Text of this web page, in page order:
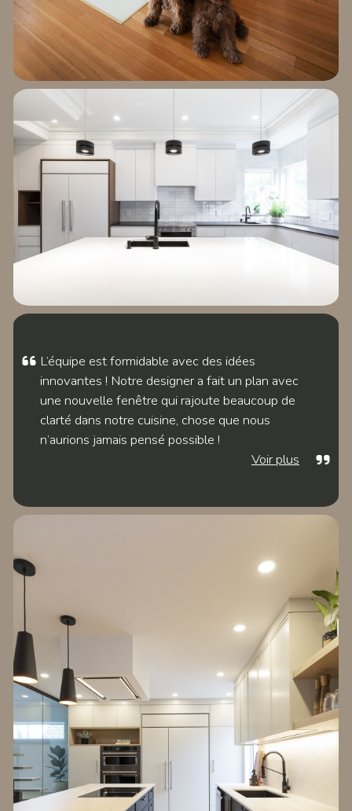
EXPLORER LE
PROJET MARIANA
MAZZA
EXPLORER LE
L’équipe est formidable avec des idées
innovantes ! Notre designer a fait un plan avec
une nouvelle fenêtre qui rajoute beaucoup de
clarté dans notre cuisine, chose que nous
n’aurions jamais pensé possible !
Voir plus